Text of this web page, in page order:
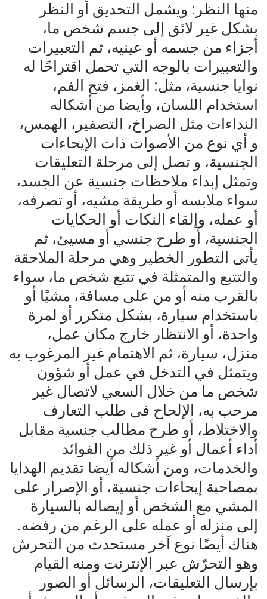
منها النظر: ويشمل التحديق أو النظر
بشكل غير لائق إلى جسم شخص ما،
أجزاء من جسمه أو عينيه، ثم التعبيرات
والتعبيرات بالوجه التي تحمل اقتراحًا له
نوايا جنسية، مثل: الغمز، فتح الفم،
استخدام اللسان، وأيضا من أشكاله
النداءات مثل الصراخ، التصفير، الهمس،
و أي نوع من الأصوات ذات الإيحاءات
الجنسية، و تصل إلى مرحلة التعليقات
وتمثل إبداء ملاحظات جنسية عن الجسد،
سواء ملابسه أو طريقة مشيه، أو تصرفه،
أو عمله، وإلقاء النكات أو الحكايات
الجنسية، أو طرح جنسي أو مسيئ، ثم
يأتى التطور الخطير وهي مرحلة الملاحقة
والتتبع والمتمثلة في تتبع شخص ما، سواء
بالقرب منه أو من على مسافة، مشيًا أو
باستخدام سيارة، بشكل متكرر أو لمرة
واحدة، أو الانتظار خارج مكان عمل،
منزل، سيارة، ثم الاهتمام غير المرغوب به
ويتمثل في التدخل في عمل أو شؤون
شخص ما من خلال السعي لاتصال غير
مرحب به، الإلحاح فى طلب التعارف
والاختلاط، أو طرح مطالب جنسية مقابل
أداء أعمال أو غير ذلك من الفوائد
والخدمات، ومن أشكاله أيضا تقديم الهدايا
بمصاحبة إيحاءات جنسية، أو الإصرار على
المشي مع الشخص أو إيصاله بالسيارة
إلى منزله أو عمله على الرغم من رفضه.
هناك أيضًا نوع آخر مستحدث من التحرش
وهو التحرّش عبر الإنترنت ومنه القيام
بإرسال التعليقات، الرسائل أو الصور